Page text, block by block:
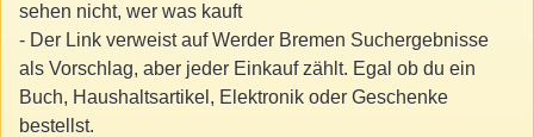
sehen nicht, wer was kauft
- Der Link verweist auf Werder Bremen Suchergebnisse
als Vorschlag, aber jeder Einkauf zählt. Egal ob du ein
Buch, Haushaltsartikel, Elektronik oder Geschenke
bestellst.